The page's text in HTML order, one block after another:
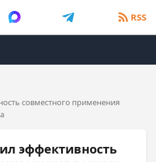
RSS
совместного применения
эффективность